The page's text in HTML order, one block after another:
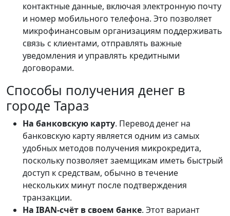
контактные данные, включая электронную почту
и номер мобильного телефона. Это позволяет
микрофинансовым организациям поддерживать
связь с клиентами, отправлять важные
уведомления и управлять кредитными
договорами.
Способы получения денег в
городе Тараз
На банковскую карту. Перевод денег на
банковскую карту является одним из самых
удобных методов получения микрокредита,
поскольку позволяет заемщикам иметь быстрый
доступ к средствам, обычно в течение
нескольких минут после подтверждения
транзакции.
На IBAN-счёт в своем банке. Этот вариант